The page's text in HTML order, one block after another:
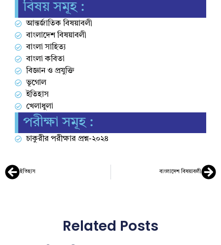
বিষয় সমূহ :
আন্তর্জাতিক বিষয়াবলী
বাংলাদেশ বিষয়াবলী
বাংলা সাহিত্য
বাংলা কবিতা
বিজ্ঞান ও প্রযুক্তি
ভূগোল
ইতিহাস
খেলাধুলা
পরীক্ষা সমূহ :
চাকুরীর পরীক্ষার প্রশ্ন-২০২৪
ইতিহাস বাংলাদেশ বিষয়াবলী
Related Posts